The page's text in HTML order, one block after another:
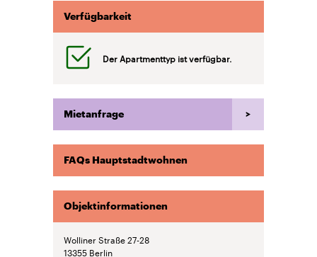
Verfügbarkeit
Der Apartmenttyp ist verfügbar.
Mietanfrage
FAQs Hauptstadtwohnen
Objektinformationen
Wolliner Straße 27-28
13355 Berlin